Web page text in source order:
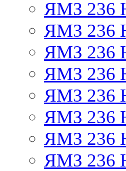
ЯМЗ 236
ЯМЗ 236
ЯМЗ 236
ЯМЗ 236
ЯМЗ 236
ЯМЗ 236
ЯМЗ 236
ЯМЗ 236